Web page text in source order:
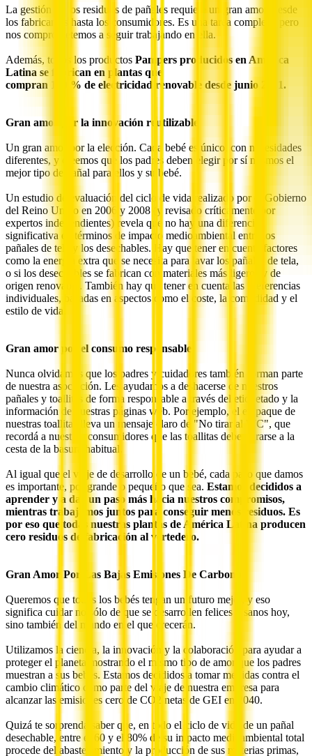
La gestión de los residuos de pañales requiere un gran amor, desde
los fabricantes hasta los consumidores. Es una tarea compleja, pero
nos comprometemos a seguir trabajando en ella.
Además, todos los productos Pampers producidos en América
Latina se fabrican en plantas que
compran 100 % de electricidad renovable desde junio 2021.
Gran amor por la innovación reutilizable
Un gran amor por la elección. Cada bebé es único, con necesidades
diferentes, y creemos que los padres deben elegir por sí mismos el
mejor tipo de pañal para ellos y su bebé.
Un estudio de evaluación del ciclo de vida realizado por el Gobierno
del Reino Unido en 2006 y 2008 (y revisado críticamente por
expertos independientes) revela que no hay una diferencia
significativa en términos de impacto medioambiental entre los
pañales de tela y los desechables. Hay que tener en cuenta factores
como la energía extra que se necesita para lavar los pañales de tela,
o si los desechables se fabrican con materiales más ligeros y de
origen renovable. También hay que tener en cuenta las preferencias
individuales, basadas en aspectos como el coste, la comodidad y el
estilo de vida.
Gran amor por el consumo responsable
Nunca olvidamos que los padres y cuidadores también forman parte
de nuestra asociación. Les ayudamos a deshacerse de nuestros
pañales y toallitas de forma responsable a través del etiquetado y la
información de nuestras páginas web. Por ejemplo, el empaque de
nuestras toallitas lleva un mensaje claro de "No tirar al WC", que
recordá a nuestros consumidores que las toallitas deben tirarse a la
cesta de la basura habitual.
Al igual que el viaje de desarrollo de un bebé, cada paso que damos
es importante, por grande o pequeño que sea. Estamos decididos a
aprender y a dar un paso más hacia nuestros compromisos,
mientras trabajamos juntos para conseguir menos residuos. Es
por eso que todas nuestras plantas de América Latina producen
cero residuos de fabricación al vertedero.
Gran Amor Por Las Bajas Emisiones De Carbono
Queremos que todos los bebés tengan un futuro mejor, y eso
significa cuidar no sólo de que se desarrollen felices y sanos hoy,
sino también del mundo en el que crecerán.
Utilizamos la ciencia, la innovación y la colaboración para ayudar a
proteger el planeta mostrando el mismo tipo de amor que los padres
muestran a sus bebés. Estamos decididos a tomar medidas contra el
cambio climático como parte del viaje de nuestra empresa para
alcanzar las emisiones cero de CO2 netas de GEI en 2040.
Quizá te sorprenda saber que, en todo el ciclo de vida de un pañal
desechable, entre el 60 y el 80% de su impacto medioambiental total
procede del abastecimiento y la producción de sus materias primas,